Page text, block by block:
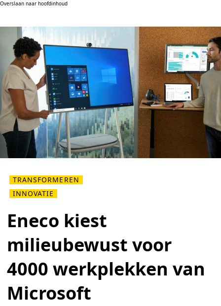
Overslaan naar hoofdinhoud
TRANSFORMEREN
INNOVATIE
Eneco kiest
milieubewust voor
4000 werkplekken van
Microsoft